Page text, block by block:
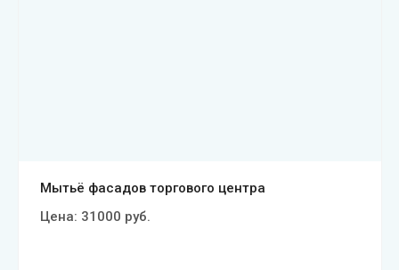
Мытьё фасадов торгового центра
Цена: 31000 руб.